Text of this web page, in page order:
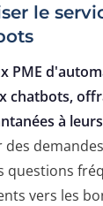
le
PME
chatbots,
à
questions
vers les